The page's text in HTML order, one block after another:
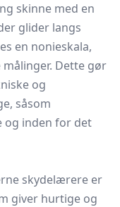
skinne med en
glider langs
en nonieskala,
Dette gør
og
såsom
og inden for det
skydelærere er
giver hurtige og